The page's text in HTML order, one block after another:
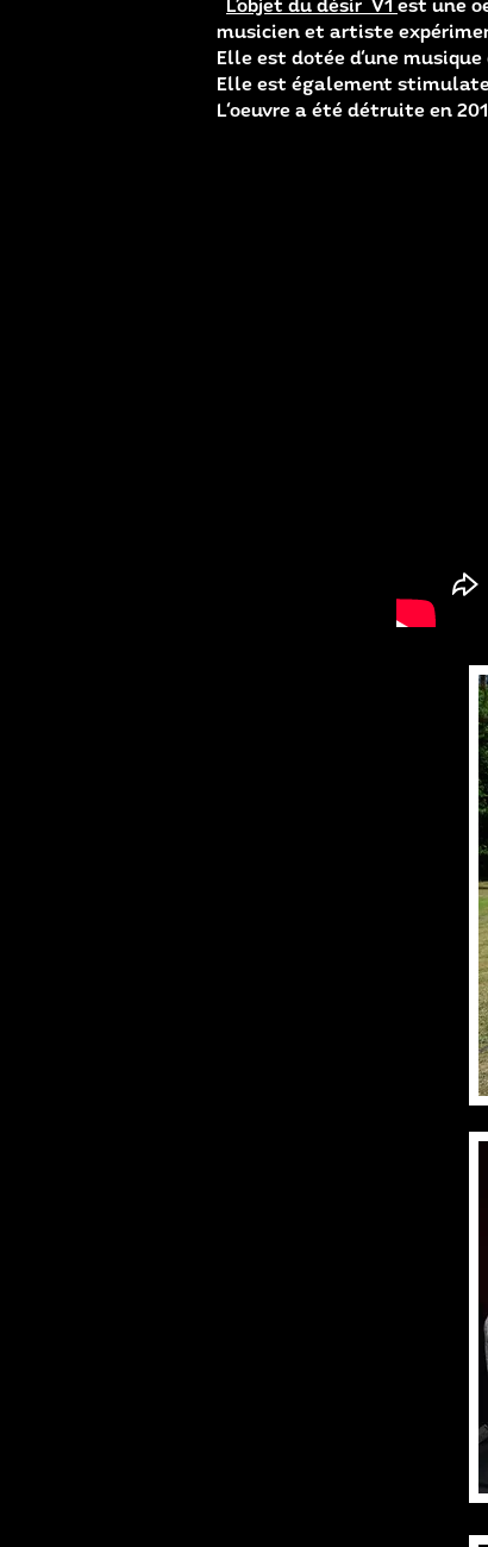
L’objet du désir V1 est une
musicien et artiste
Elle est dotée d'une
Elle est également
L'oeuvre a été détruite en